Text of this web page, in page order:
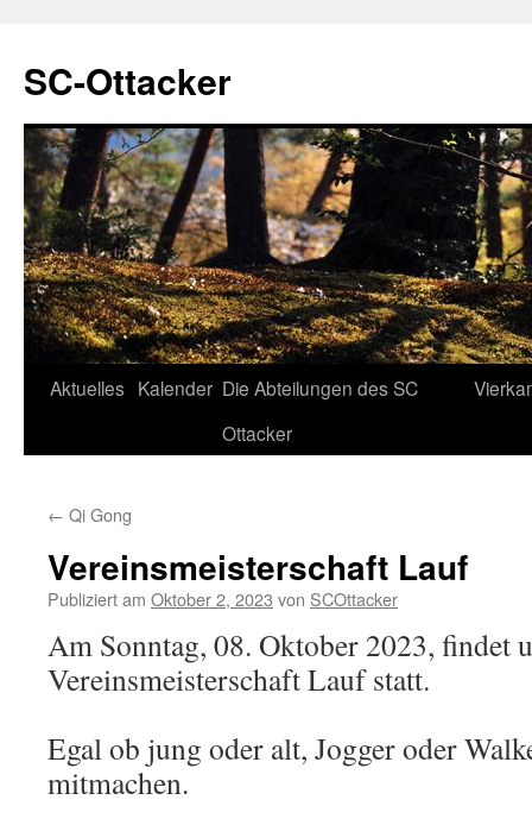
SC-Ottacker
Zum
Aktuelles Kalender Die Abteilungen des SC
Ottacker
← Qi Gong
Vereinsmeisterschaft Lauf
Publiziert am Oktober 2, 2023 von SCOttacker
Am Sonntag, 08. Oktober 2023, findet
Vereinsmeisterschaft Lauf statt.
Egal ob jung oder alt, Jogger oder
mitmachen.